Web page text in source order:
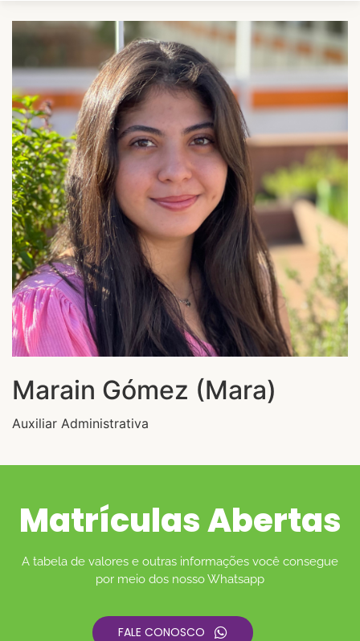
Marain Gómez (Mara)
Auxiliar Administrativa
Matrículas Abertas
A tabela de valores e outras informações você consegue
por meio dos nosso Whatsapp
FALE CONOSCO